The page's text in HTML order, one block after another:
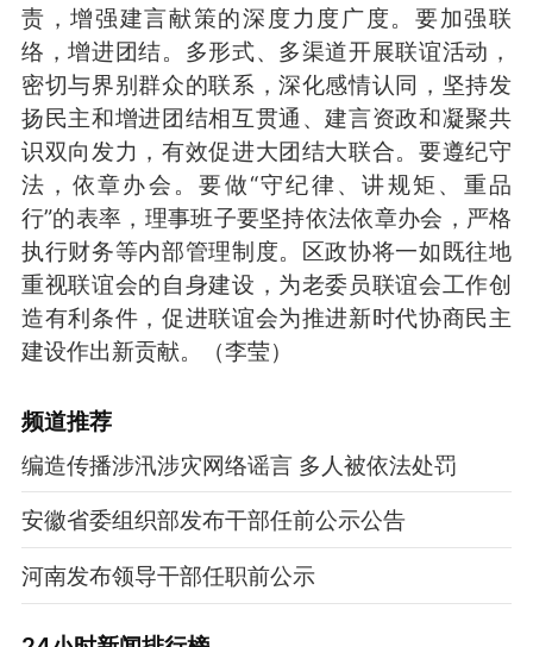
责，增强建言献策的深度力度广度。要加强联
络，增进团结。多形式、多渠道开展联谊活动，
密切与界别群众的联系，深化感情认同，坚持发
扬民主和增进团结相互贯通、建言资政和凝聚共
识双向发力，有效促进大团结大联合。要遵纪守
法，依章办会。要做“守纪律、讲规矩、重品
行”的表率，理事班子要坚持依法依章办会，严格
执行财务等内部管理制度。区政协将一如既往地
重视联谊会的自身建设，为老委员联谊会工作创
造有利条件，促进联谊会为推进新时代协商民主
建设作出新贡献。（李莹）
频道推荐
编造传播涉汛涉灾网络谣言 多人被依法处罚
安徽省委组织部发布干部任前公示公告
河南发布领导干部任职前公示